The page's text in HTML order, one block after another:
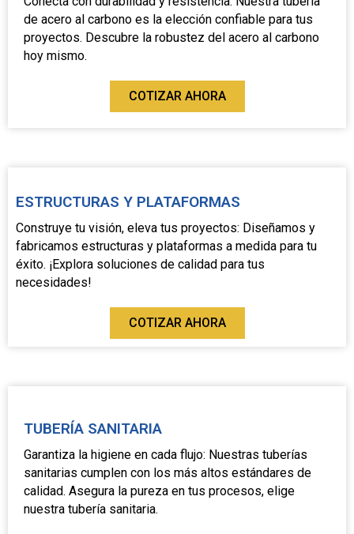
de acero al carbono es la elección confiable para tus
proyectos. Descubre la robustez del acero al carbono
hoy mismo.
COTIZAR AHORA
ESTRUCTURAS Y PLATAFORMAS
Construye tu visión, eleva tus proyectos: Diseñamos y
fabricamos estructuras y plataformas a medida para tu
éxito. ¡Explora soluciones de calidad para tus
necesidades!
COTIZAR AHORA
TUBERÍA SANITARIA
Garantiza la higiene en cada flujo: Nuestras tuberías
sanitarias cumplen con los más altos estándares de
calidad. Asegura la pureza en tus procesos, elige
nuestra tubería sanitaria.